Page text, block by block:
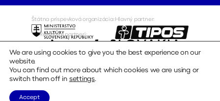
Štátna príspevková organizácia:Hlavný partner:
Reklamní partneri:
Mediálni partneri Repre oblečenie:
Copyright © 2026
We are using cookies to give you the best experience on our
website.
You can find out more about which cookies we are using or
switch them off in settings.
Accept